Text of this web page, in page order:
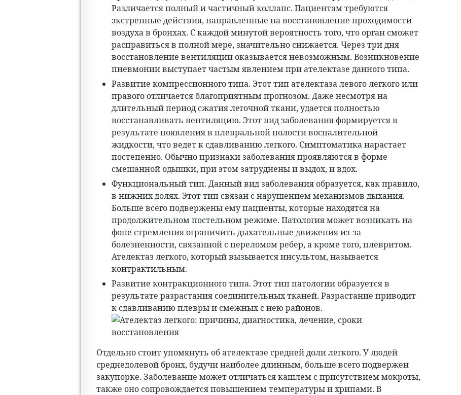
Различается полный и частичный коллапс. Пациентам требуются
экстренные действия, направленные на восстановление проходимости
воздуха в бронхах. С каждой минутой вероятность того, что орган сможет
расправиться в полной мере, значительно снижается. Через три дня
восстановление вентиляции оказывается невозможным. Возникновение
пневмонии выступает частым явлением при ателектазе данного типа.
Развитие компрессионного типа. Этот тип ателектаза левого легкого или
правого отличается благоприятным прогнозом. Даже несмотря на
длительный период сжатия легочной ткани, удается полностью
восстанавливать вентиляцию. Этот вид заболевания формируется в
результате появления в плевральной полости воспалительной
жидкости, что ведет к сдавливанию легкого. Симптоматика нарастает
постепенно. Обычно признаки заболевания проявляются в форме
смешанной одышки, при этом затруднены и выдох, и вдох.
Функциональный тип. Данный вид заболевания образуется, как правило,
в нижних долях. Этот тип связан с нарушением механизмов дыхания.
Больше всего подвержены ему пациенты, которые находятся на
продолжительном постельном режиме. Патология может возникать на
фоне стремления ограничить дыхательные движения из-за
болезненности, связанной с переломом ребер, а кроме того, плевритом.
Ателектаз легкого, который вызывается инсультом, называется
контрактильным.
Развитие контракционного типа. Этот тип патологии образуется в
результате разрастания соединительных тканей. Разрастание приводит
к сдавливанию плевры и смежных с нею районов.
Отдельно стоит упомянуть об ателектазе средней доли легкого. У людей
среднедолевой бронх, будучи наиболее длинным, больше всего подвержен
закупорке. Заболевание может отличаться кашлем с присутствием мокроты,
также оно сопровождается повышением температуры и хрипами. В